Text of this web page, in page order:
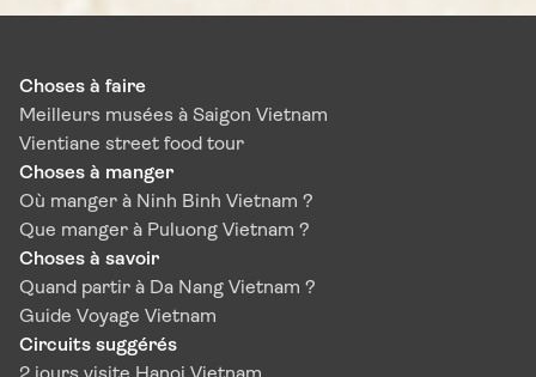
(ou Ho Chi Minh-Ville) séduit par son mélange
coloniaux et sa scène culinaire réputée, la ville
promet une immersion riche et dépaysante. Mais
pour en profiter pleinement, il est important de
savoir quand partir à Saigon. À travers notre carnet
de voyage Vietnam Vie d’Asie, découvrez les clés
pour choisir le bon moment et vivre une expérience
inoubliable.
Choses à faire
Meilleurs musées à Saigon Vietnam
Vientiane street food tour
Choses à manger
Où manger à Ninh Binh Vietnam ?
Que manger à Puluong Vietnam ?
Choses à savoir
Quand partir à Da Nang Vietnam ?
Guide Voyage Vietnam
Circuits suggérés